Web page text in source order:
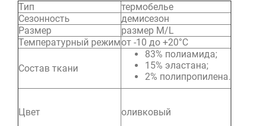
Тип
термобелье
Сезонность
демисезон
Размер
размер M/L
Температурный режимот -10 до +20°C
Состав ткани
83% полиамида;
15% эластана;
2% полипропилена.
Цвет оливковый